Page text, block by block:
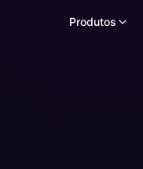
Produtos